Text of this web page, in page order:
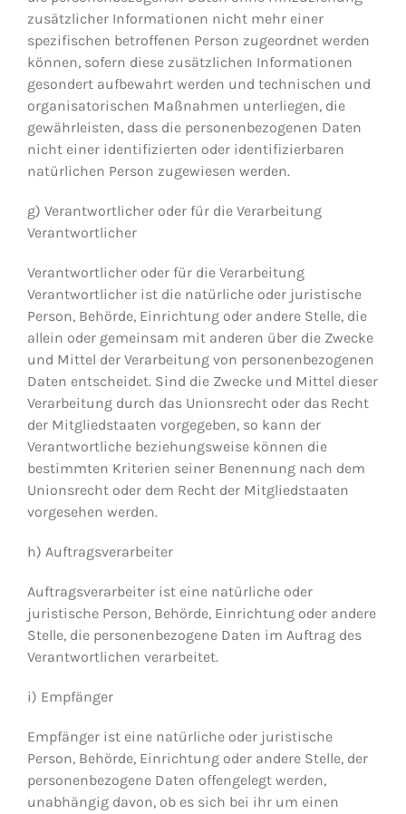
zusätzlicher Informationen nicht mehr einer
spezifischen betroffenen Person zugeordnet werden
können, sofern diese zusätzlichen Informationen
gesondert aufbewahrt werden und technischen und
organisatorischen Maßnahmen unterliegen, die
gewährleisten, dass die personenbezogenen Daten
nicht einer identifizierten oder identifizierbaren
natürlichen Person zugewiesen werden.
g) Verantwortlicher oder für die Verarbeitung
Verantwortlicher
Verantwortlicher oder für die Verarbeitung
Verantwortlicher ist die natürliche oder juristische
Person, Behörde, Einrichtung oder andere Stelle, die
allein oder gemeinsam mit anderen über die Zwecke
und Mittel der Verarbeitung von personenbezogenen
Daten entscheidet. Sind die Zwecke und Mittel dieser
Verarbeitung durch das Unionsrecht oder das Recht
der Mitgliedstaaten vorgegeben, so kann der
Verantwortliche beziehungsweise können die
bestimmten Kriterien seiner Benennung nach dem
Unionsrecht oder dem Recht der Mitgliedstaaten
vorgesehen werden.
h) Auftragsverarbeiter
Auftragsverarbeiter ist eine natürliche oder
juristische Person, Behörde, Einrichtung oder andere
Stelle, die personenbezogene Daten im Auftrag des
Verantwortlichen verarbeitet.
i) Empfänger
Empfänger ist eine natürliche oder juristische
Person, Behörde, Einrichtung oder andere Stelle, der
personenbezogene Daten offengelegt werden,
unabhängig davon, ob es sich bei ihr um einen